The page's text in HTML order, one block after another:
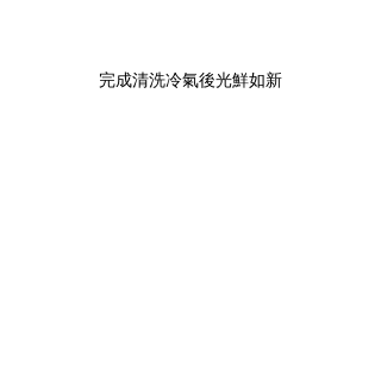
完成清洗冷氣後光鮮如新